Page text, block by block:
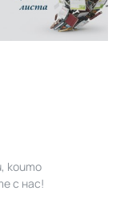
които
с нас!